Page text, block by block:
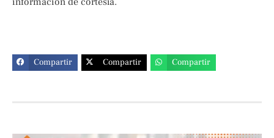
Compartir Compartir Compartir